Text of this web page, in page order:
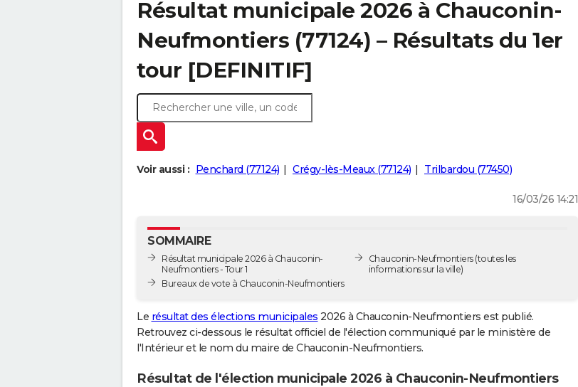
Résultat municipale 2026 à Chauconin-
Neufmontiers (77124) – Résultats du 1er
tour [DEFINITIF]
Voir aussi : Penchard (77124) Crégy-lès-Meaux (77124) Trilbardou (77450)
16/03/26 14:21
SOMMAIRE
Résultat municipale 2026 à Chauconin-
Neufmontiers - Tour 1
Bureaux de vote à Chauconin-Neufmontiers
Chauconin-Neufmontiers(toutes les
informations sur la ville)
Le résultat des élections municipales 2026 à Chauconin-Neufmontiers est publié.
Retrouvez ci-dessous le résultat officiel de l'élection communiqué par le ministère de
l'Intérieur et le nom du maire de Chauconin-Neufmontiers.
Résultat de l'élection municipale 2026 à Chauconin-Neufmontiers